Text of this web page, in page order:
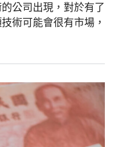
公司出現，對於有了
術可能會很有市場，